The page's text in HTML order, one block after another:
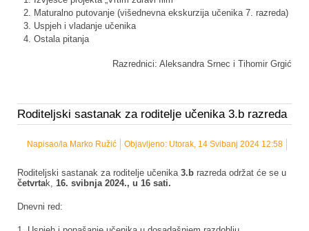
Maturalno putovanje (višednevna ekskurzija učenika 7. razreda)
Uspjeh i vladanje učenika
Ostala pitanja
Razrednici: Aleksandra Srnec i Tihomir Grgić
Roditeljski sastanak za roditelje učenika 3.b razreda
Objavljeno: Utorak, 14 Svibanj 2024 12:58
Napisao/la Marko Ružić
Roditeljski sastanak za roditelje učenika 3.b razreda održat će se u
četvrtak, 16. svibnja 2024., u 16 sati.
Dnevni red: